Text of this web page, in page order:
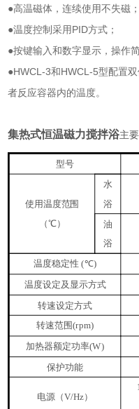
●高温磁体，连续使用不失磁；
●温度控制采用PID方式；
●按键输入和数字显示，操作简
●HWCL-3和HWCL-5型配置
者反应容器内的温度。
集热式恒温磁力搅拌浴主
型号
使用温度范围
（℃）
水
浴
油
浴
温度稳定性 (℃)
温度设定及显示方式
转速设定方式
转速范围(rpm)
加热器额定功率(W)
保护功能
电源 （V/Hz）